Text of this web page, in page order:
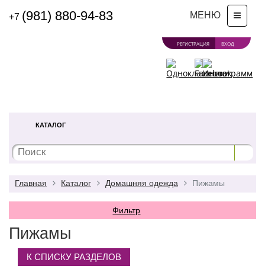
+7 (981) 880-94-83 МЕНЮ
РЕГИСТРАЦИЯ ВХОД
КАТАЛОГ
Главная Каталог Домашняя одежда Пижамы
Фильтр
Пижамы
К СПИСКУ РАЗДЕЛОВ